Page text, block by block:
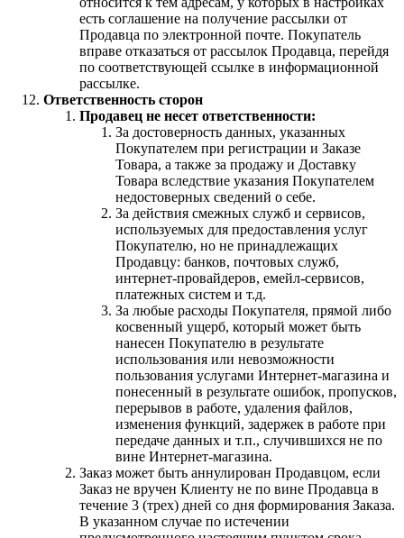
есть соглашение на получение рассылки от
Продавца по электронной почте. Покупатель
вправе отказаться от рассылок Продавца, перейдя
по соответствующей ссылке в информационной
рассылке.
Ответственность сторон
Продавец не несет ответственности:
За достоверность данных, указанных
Покупателем при регистрации и Заказе
Товара, а также за продажу и Доставку
Товара вследствие указания Покупателем
недостоверных сведений о себе.
За действия смежных служб и сервисов,
используемых для предоставления услуг
Покупателю, но не принадлежащих
Продавцу: банков, почтовых служб,
интернет-провайдеров, емейл-сервисов,
платежных систем и т.д.
За любые расходы Покупателя, прямой либо
косвенный ущерб, который может быть
нанесен Покупателю в результате
использования или невозможности
пользования услугами Интернет-магазина и
понесенный в результате ошибок, пропусков,
перерывов в работе, удаления файлов,
изменения функций, задержек в работе при
передаче данных и т.п., случившихся не по
вине Интернет-магазина.
Заказ может быть аннулирован Продавцом, если
Заказ не вручен Клиенту не по вине Продавца в
течение 3 (трех) дней со дня формирования Заказа.
В указанном случае по истечении